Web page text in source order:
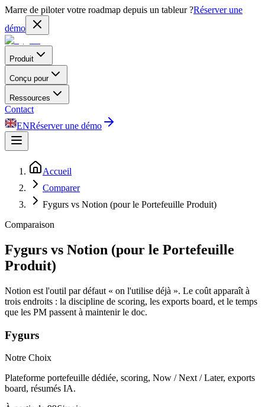
Marre de piloter votre roadmap depuis un tableur ?Réserver une
démo
Produit
Conçu pour
Ressources
Contact
ENRéserver une démo
Accueil
Comparer
Fygurs vs Notion (pour le Portefeuille Produit)
Comparaison
Fygurs vs Notion (pour le Portefeuille
Produit)
Notion est l'outil par défaut « on l'utilise déjà ». Le coût apparaît à
trois endroits : la discipline de scoring, les exports board, et le temps
que les PM passent à maintenir le doc.
Fygurs
Notre Choix
Plateforme portefeuille dédiée, scoring, Now / Next / Later, exports
board, résumés IA.